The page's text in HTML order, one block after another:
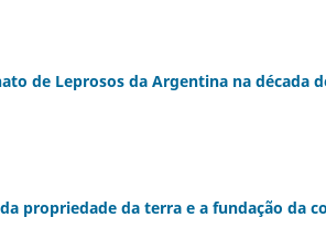
de Leprosos da Argentina na década
propriedade da terra e a fundação da